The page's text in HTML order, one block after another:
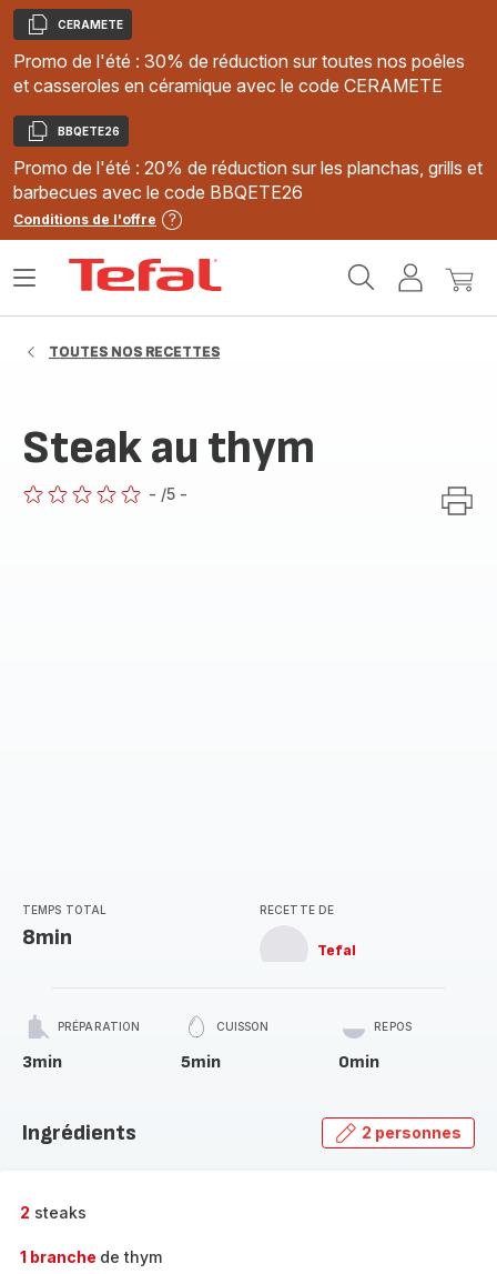
Copier
CERAMETE
Promo de l'été : 30% de réduction sur toutes nos poêles
et casseroles en céramique avec le code CERAMETE
Copier
BBQETE26
Promo de l'été : 20% de réduction sur les planchas, grills et
barbecues avec le code BBQETE26
Conditions de l'offre
MonMon
Ouvrir
TOUTES NOS RECETTES
Steak au thym
- /5 -
TEMPS TOTAL
8min
RECETTE DE
Tefal
PRÉPARATION
3min
CUISSON
5min
REPOS
0min
Ingrédients 2 personnes
2 steaks
1 branche de thym